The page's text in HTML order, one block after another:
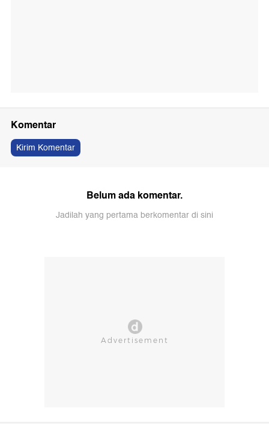
Komentar
Kirim Komentar
Belum ada komentar.
Jadilah yang pertama berkomentar di sini